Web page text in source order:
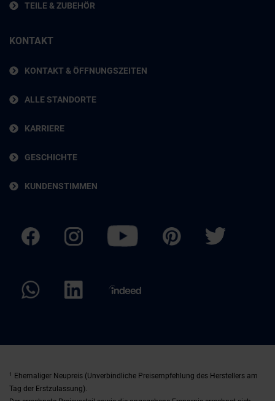
TEILE & ZUBEHÖR
KONTAKT
KONTAKT & ÖFFNUNGSZEITEN
ALLE STANDORTE
KARRIERE
GESCHICHTE
KUNDENSTIMMEN
1
Ehemaliger Neupreis (Unverbindliche Preisempfehlung des Herstellers am
Tag der Erstzulassung).